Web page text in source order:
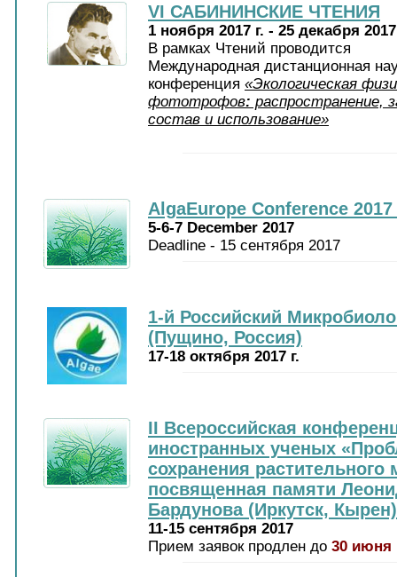
VI САБИНИНСКИЕ ЧТЕНИЯ
1 ноября 2017 г. - 25 декабря 2017
В рамках Чтений проводится
Международная дистанционная
конференция «Экологическая
фототрофов: распространение,
состав и использование»
AlgaEurope Conference
5-6-7 December 2017
Deadline - 15 сентября 2017
1-й Российский
(Пущино, Россия)
17-18 октября 2017 г.
II Всероссийская
иностранных ученых
сохранения растительного
посвященная памяти
Бардунова (Иркутск, Кырен)
11-15 сентября 2017
Прием заявок продлен до 30 июня